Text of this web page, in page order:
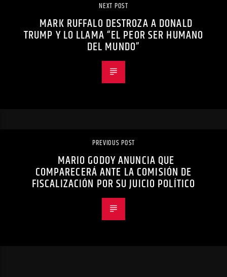
NEXT POST
MARK RUFFALO DESTROZA A DONALD
TRUMP Y LO LLAMA “EL PEOR SER HUMANO
DEL MUNDO”
PREVIOUS POST
MARIO GODOY ANUNCIA QUE
COMPARECERÁ ANTE LA COMISIÓN DE
FISCALIZACIÓN POR SU JUICIO POLÍTICO